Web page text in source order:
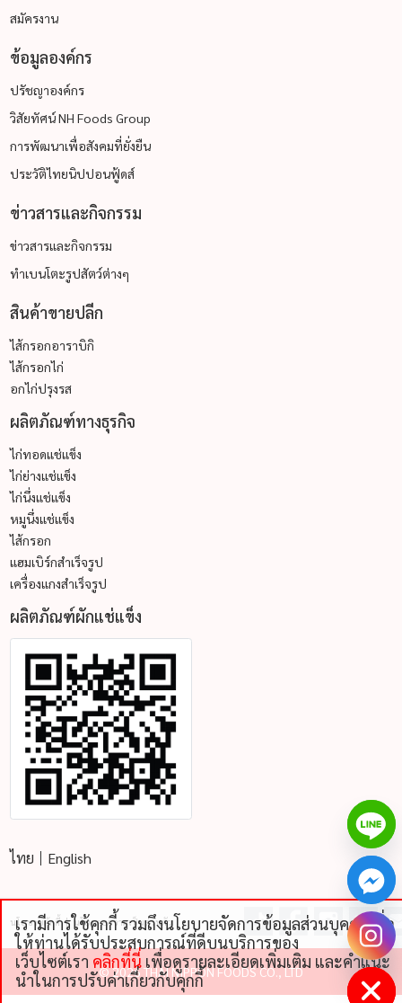
สมัครงาน
ข้อมูลองค์กร
ปรัชญาองค์กร
วิสัยทัศน์ NH Foods Group
การพัฒนาเพื่อสังคมที่ยั่งยืน
ประวัติไทยนิปปอนฟู้ดส์
ข่าวสารและกิจกรรม
ข่าวสารและกิจกรรม
ทำเบนโตะรูปสัตว์ต่างๆ
สินค้าขายปลีก
ไส้กรอกอาราบิกิ
ไส้กรอกไก่
อกไก่ปรุงรส
ผลิตภัณฑ์ทางธุรกิจ
ไก่ทอดแช่แข็ง
ไก่ย่างแช่แข็ง
ไก่นึ่งแช่แข็ง
หมูนึ่งแช่แข็ง
ไส้กรอก
แฮมเบิร์กสำเร็จรูป
เครื่องแกงสำเร็จรูป
ผลิตภัณฑ์ผักแช่แข็ง
ไทย English
นโยบายคุ้กกี้ นโยบายความเป็นส่วนตัว
©2026 THAI NIPPON FOODS CO., LTD
เรามีการใช้คุกกี้ รวมถึงนโยบายจัดการข้อมูลส่วนบุคคลเพื่อ
ให้ท่านได้รับประสบการณ์ที่ดีบนบริการของ
เว็บไซต์เรา คลิกที่นี่ เพื่อดูรายละเอียดเพิ่มเติม และคําแนะ
นําในการปรับค่าเกี่ยวกับคุกกี้
Hide
chaty